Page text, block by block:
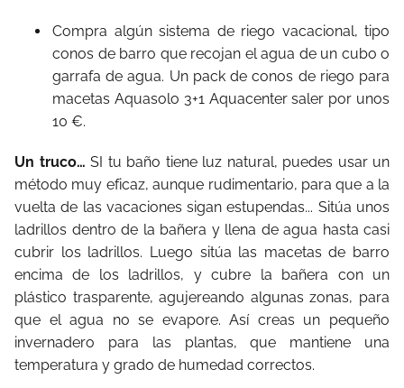
Compra algún sistema de riego vacacional, tipo
conos de barro que recojan el agua de un cubo o
garrafa de agua. Un pack de conos de riego para
macetas Aquasolo 3+1 Aquacenter saler por unos
10 €.
Un truco… SI tu baño tiene luz natural, puedes usar un
método muy eficaz, aunque rudimentario, para que a la
vuelta de las vacaciones sigan estupendas... Sitúa unos
ladrillos dentro de la bañera y llena de agua hasta casi
cubrir los ladrillos. Luego sitúa las macetas de barro
encima de los ladrillos, y cubre la bañera con un
plástico trasparente, agujereando algunas zonas, para
que el agua no se evapore. Así creas un pequeño
invernadero para las plantas, que mantiene una
temperatura y grado de humedad correctos.